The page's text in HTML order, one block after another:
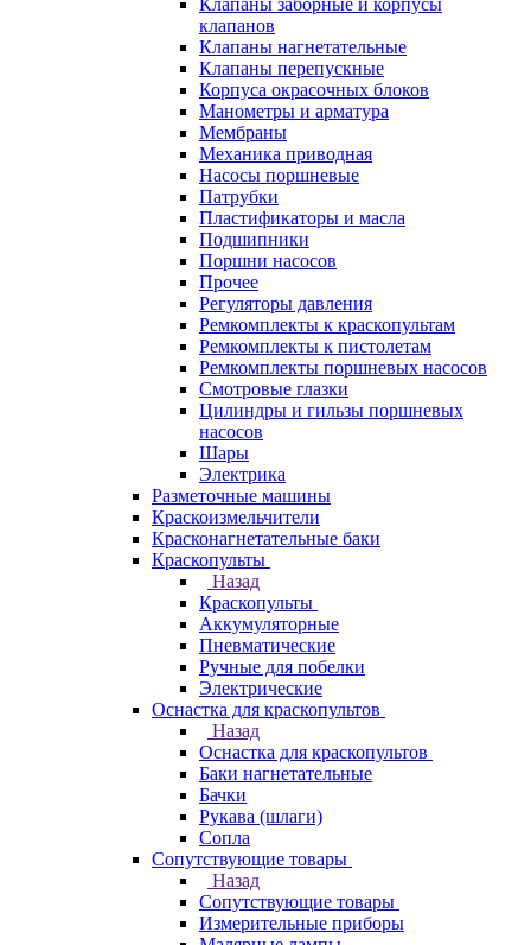
Клапаны заборные и корпусы
клапанов
Клапаны нагнетательные
Клапаны перепускные
Корпуса окрасочных блоков
Манометры и арматура
Мембраны
Механика приводная
Насосы поршневые
Патрубки
Пластификаторы и масла
Подшипники
Поршни насосов
Прочее
Регуляторы давления
Ремкомплекты к краскопультам
Ремкомплекты к пистолетам
Ремкомплекты поршневых насосов
Смотровые глазки
Цилиндры и гильзы поршневых
насосов
Шары
Электрика
Разметочные машины
Краскоизмельчители
Красконагнетательные баки
Краскопульты
Назад
Краскопульты
Аккумуляторные
Пневматические
Ручные для побелки
Электрические
Оснастка для краскопультов
Назад
Оснастка для краскопультов
Баки нагнетательные
Бачки
Рукава (шлаги)
Сопла
Сопутствующие товары
Назад
Сопутствующие товары
Измерительные приборы